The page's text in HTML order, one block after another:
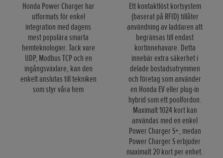
Honda Power Charger har
utformats för enkel
integration med dagens
mest populära smarta
hemteknologier. Tack vare
UDP, Modbus TCP och en
ingångsväxlare, kan den
enkelt anslutas till tekniken
som styr våra hem
Ett kontaktlöst kortsystem
(baserat på RFID) tillåter
användning av laddaren att
begränsas till endast
kortinnehavare. Detta
innebär extra säkerhet i
delade bostadsutrymmen
och företag som använder
en Honda EV eller plug-in
hybrid som ett poolfordon.
Maximalt 1024 kort kan
användas med en enkel
Power Charger S+, medan
Power Charger S erbjuder
maximalt 20 kort per enhet.